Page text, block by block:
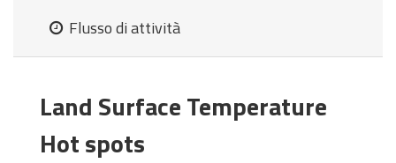
Flusso di attività
Land Surface Temperature
Hot spots